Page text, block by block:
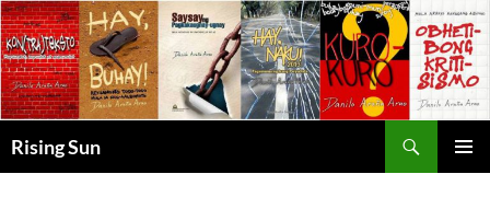
Skip
to
content
Rising Sun